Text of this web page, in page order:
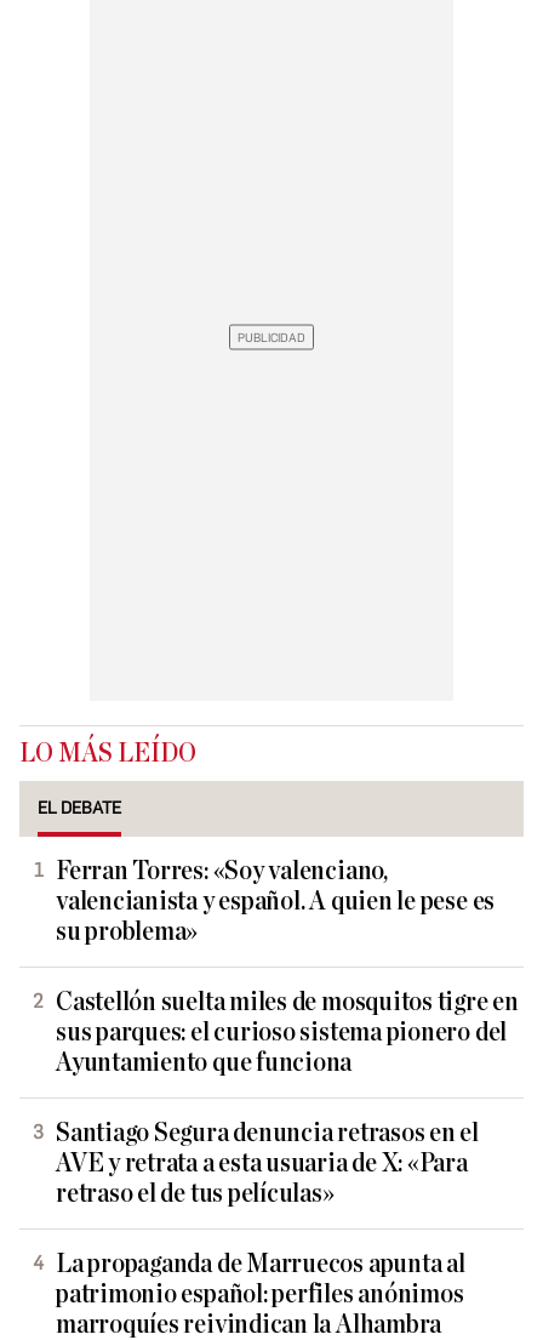
LO MÁS LEÍDO
EL DEBATE
Ferran Torres: «Soy valenciano,
valencianista y español. A quien le pese es
su problema»
Castellón suelta miles de mosquitos tigre en
sus parques: el curioso sistema pionero del
Ayuntamiento que funciona
Santiago Segura denuncia retrasos en el
AVE y retrata a esta usuaria de X: «Para
retraso el de tus películas»
La propaganda de Marruecos apunta al
patrimonio español: perfiles anónimos
marroquíes reivindican la Alhambra